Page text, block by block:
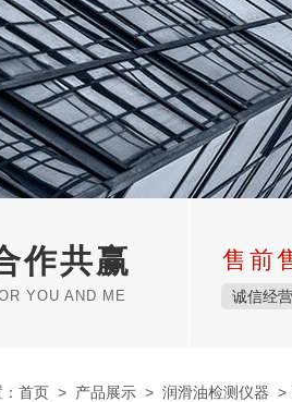
作共赢
YOU AND ME
售前
诚信经营
首页 > 产品展示 > 润滑油检测仪器 >